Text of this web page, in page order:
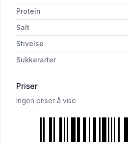
Protein
Salt
Stivelse
Sukkerarter
Priser
Ingen priser å vise